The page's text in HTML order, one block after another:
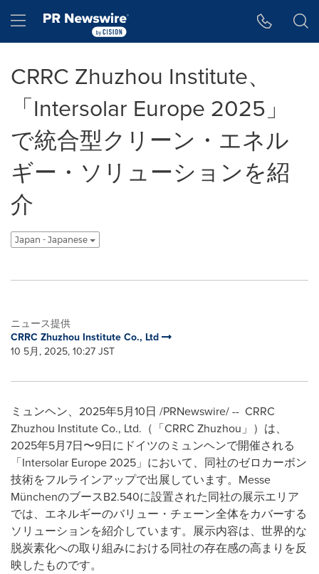
Hamburger menu
CRRC Zhuzhou Institute、
「Intersolar Europe 2025」
で統合型クリーン・エネル
ギー・ソリューションを紹
介
Japan - Japanese
ニュース提供
CRRC Zhuzhou Institute Co., Ltd
10 5月, 2025, 10:27 JST
ミュンヘン、2025年5月10日 /PRNewswire/ -- CRRC
Zhuzhou Institute Co., Ltd.（「CRRC Zhuzhou」）は、
2025年5月7日〜9日にドイツのミュンヘンで開催される
「Intersolar Europe 2025」において、同社のゼロカーボン
技術をフルラインアップで出展しています。Messe
MünchenのブースB2.540に設置された同社の展示エリア
では、エネルギーのバリュー・チェーン全体をカバーする
ソリューションを紹介しています。展示内容は、世界的な
脱炭素化への取り組みにおける同社の存在感の高まりを反
映したものです。